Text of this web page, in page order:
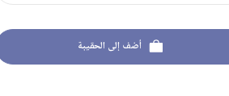
أضف إلى الحقيبة